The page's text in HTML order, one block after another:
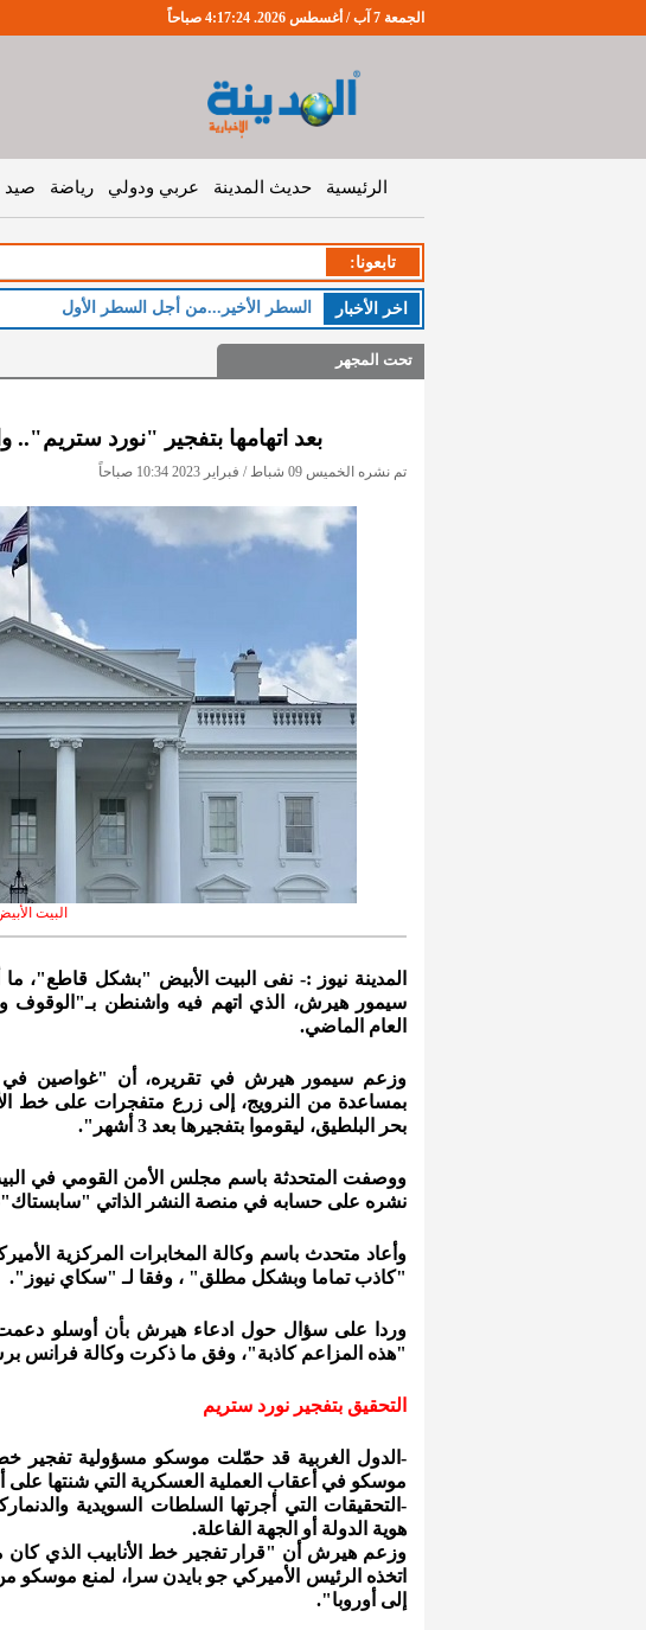
الجمعة 7 آب / أغسطس 2026. 4:17:25 صباحاً
الرئيسية حديث المدينة عربي ودولي رياضة صيد
تابعونا:
اخر اﻷخبار
تحت المجهر
بعد اتهامها بتفجير "نورد
تم نشره الخميس 09 شباط / فبراير 2023 10:34 صباحاً
البيت
المدينة نيوز :- نفى البيت الأبيض "بشكل قاطع"، ما
سيمور هيرش، الذي اتهم فيه واشنطن بـ"الوقوف
العام الماضي.
وزعم سيمور هيرش في تقريره، أن "غواصين في
بمساعدة من النرويج، إلى زرع متفجرات على خط
بحر البلطيق، ليقوموا بتفجيرها بعد 3 أشهر".
ووصفت المتحدثة باسم مجلس الأمن القومي في
نشره على حسابه في منصة النشر الذاتي
وأعاد متحدث باسم وكالة المخابرات المركزية
"كاذب تماما وبشكل مطلق" ، وفقا لـ "سكاي نيوز".
وردا على سؤال حول ادعاء هيرش بأن أوسلو دعمت
"هذه المزاعم كاذبة"، وفق ما ذكرت وكالة فرانس
التحقيق بتفجير نورد ستريم
-الدول الغربية قد حمّلت موسكو مسؤولية تفجير
موسكو في أعقاب العملية العسكرية التي شنتها على
-التحقيقات التي أجرتها السلطات السويدية
هوية الدولة أو الجهة الفاعلة.
وزعم هيرش أن "قرار تفجير خط الأنابيب الذي كان
اتخذه الرئيس الأميركي جو بايدن سرا، لمنع موسكو
إلى أوروبا".